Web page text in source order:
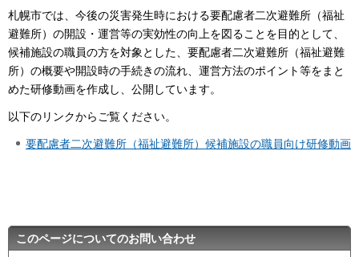
札幌市では、今後の災害発生時における要配慮者二次避難所（福祉
避難所）の開設・運営等の実効性の向上を図ることを目的として、
候補施設の職員の方を対象とした、要配慮者二次避難所（福祉避難
所）の概要や開設時の手続きの流れ、運営方法のポイント等をまと
めた研修動画を作成し、公開しています。
以下のリンクからご覧ください。
要配慮者二次避難所（福祉避難所）候補施設の職員向け研修動画
このページについてのお問い合わせ